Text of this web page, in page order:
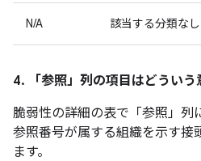
N/A 該当する分類なし
4. 「参照」 列の項目はどういう
脆弱性の詳細の表で「参照」 列
参照番号が属する組織を示す接
ます。